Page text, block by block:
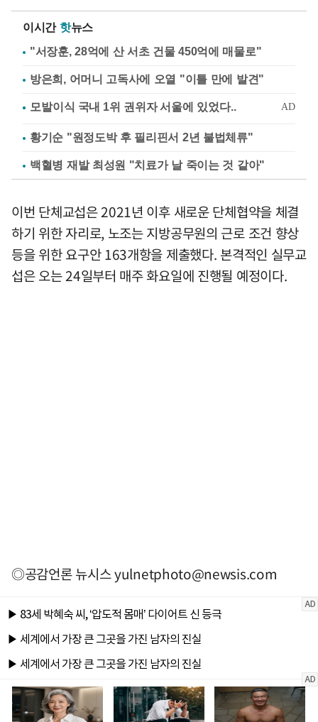
이시간 핫뉴스
"서장훈, 28억에 산 서초 건물 450억에 매물로"
방은희, 어머니 고독사에 오열 "이틀 만에 발견"
황기순 "원정도박 후 필리핀서 2년 불법체류"
백혈병 재발 최성원 "치료가 날 죽이는 것 같아"
이번 단체교섭은 2021년 이후 새로운 단체협약을 체결
하기 위한 자리로, 노조는 지방공무원의 근로 조건 향상
등을 위한 요구안 163개항을 제출했다. 본격적인 실무교
섭은 오는 24일부터 매주 화요일에 진행될 예정이다.
◎공감언론 뉴시스yulnetphoto@newsis.com